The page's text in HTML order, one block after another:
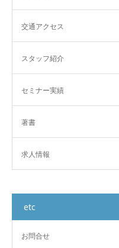
交通アクセス
スタッフ紹介
セミナー実績
著書
求人情報
etc
お問合せ